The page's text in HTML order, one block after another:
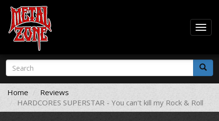
Skip
main
content
Search
form
Search
Home
Reviews
HARDCORES SUPERSTAR - You can't kill my Rock & Roll